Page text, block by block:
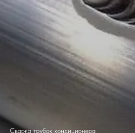
Сварка трубок кондиционера